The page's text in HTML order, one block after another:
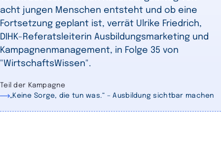
acht jungen Menschen entsteht und ob eine
Fortsetzung geplant ist, verrät Ulrike Friedrich,
DIHK-Referatsleiterin Ausbildungsmarketing und
Kampagnenmanagement, in Folge 35 von
"WirtschaftsWissen".
Teil der Kampagne
„Keine Sorge, die tun was.“ – Ausbildung sichtbar machen